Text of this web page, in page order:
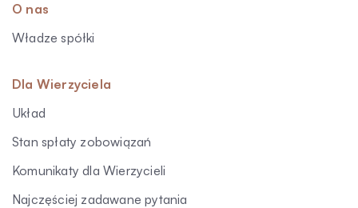
O nas
Władze spółki
Dla Wierzyciela
Układ
Stan spłaty zobowiązań
Komunikaty dla Wierzycieli
Najczęściej zadawane pytania